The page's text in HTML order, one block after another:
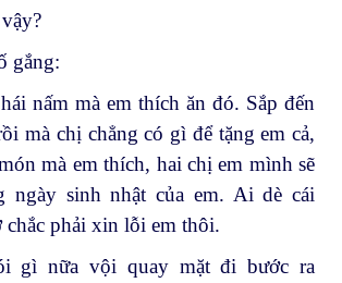
gắng:
nấm mà em thích ăn đó. Sắp đến
mà chị chẳng có gì để tặng em cả,
mà em thích, hai chị em mình sẽ
ngày sinh nhật của em. Ai dè cái
chắc phải xin lỗi em thôi.
gì nữa vội quay mặt đi bước ra